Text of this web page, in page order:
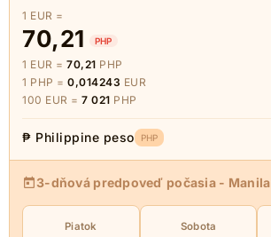
1 EUR =
70,21 PHP
1 EUR = 70,21 PHP
1 PHP = 0,014243 EUR
100 EUR = 7 021 PHP
₱ Philippine peso PHP
3-dňová predpoveď počasia - Manila
Piatok Sobota